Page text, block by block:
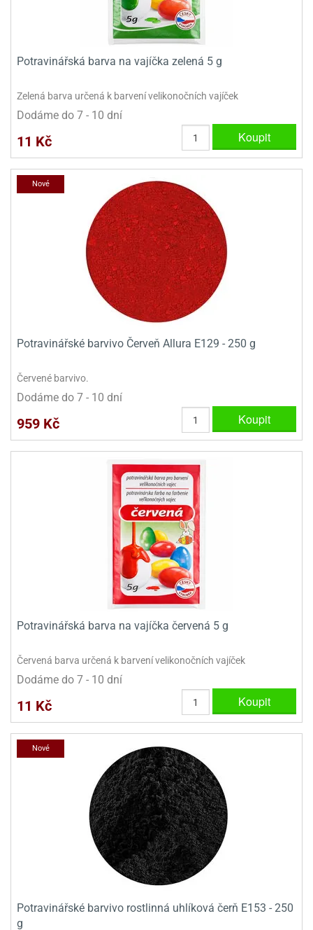
Potravinářská barva na vajíčka zelená 5 g
Zelená barva určená k barvení velikonočních vajíček
Dodáme do 7 - 10 dní
11 Kč Koupit
Potravinářské barvivo Červeň Allura E129 - 250 g
Červené barvivo.
Dodáme do 7 - 10 dní
959 Kč Koupit
Nové
Potravinářská barva na vajíčka červená 5 g
Červená barva určená k barvení velikonočních vajíček
Dodáme do 7 - 10 dní
11 Kč Koupit
Potravinářské barvivo rostlinná uhlíková čerň E153 - 250
g
Nové